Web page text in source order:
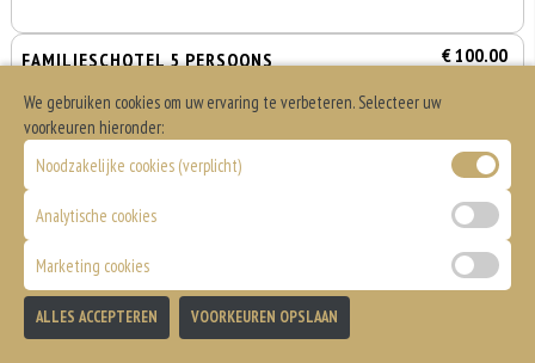
FAMILIESCHOTEL 5 PERSOONS € 100.00
7 soorten vlees naar keuze
Geserveerd met friet of aadrappelschijfjes, salade en saus naar keuze
€ 0,00
We gebruiken cookies om uw ervaring te verbeteren. Selecteer uw
voorkeuren hieronder:
Noodzakelijke cookies (verplicht)
Analytische cookies
Marketing cookies
ALLES ACCEPTEREN VOORKEUREN OPSLAAN